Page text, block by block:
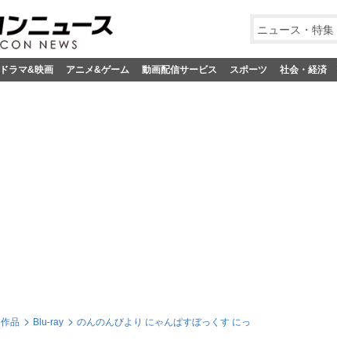
ニュース・特集
ドラマ&映画 アニメ&ゲーム 動画配信サービス スポーツ 社会・経済
作品 Blu-ray のんのんびより にゃんぱすぼっくす にっ